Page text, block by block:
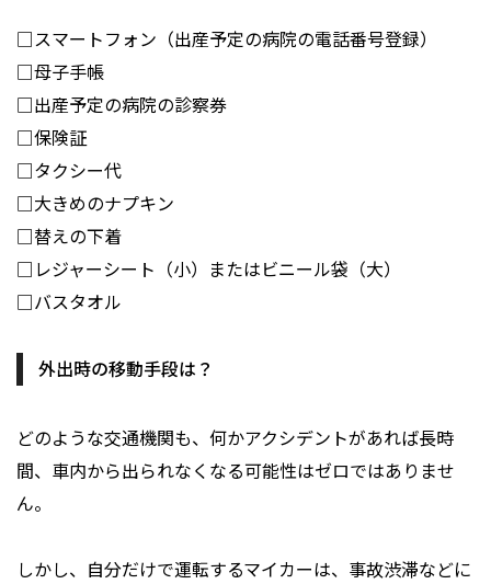
□スマートフォン（出産予定の病院の電話番号登録）
□母子手帳
□出産予定の病院の診察券
□保険証
□タクシー代
□大きめのナプキン
□替えの下着
□レジャーシート（小）またはビニール袋（大）
□バスタオル
外出時の移動手段は？
どのような交通機関も、何かアクシデントがあれば長時
間、車内から出られなくなる可能性はゼロではありませ
ん。
しかし、自分だけで運転するマイカーは、事故渋滞などに